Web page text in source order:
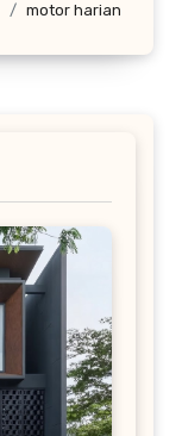
motor harian